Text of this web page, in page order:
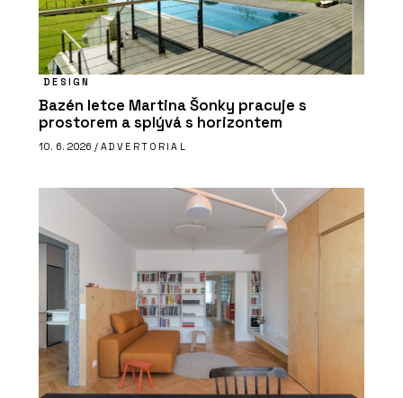
DESIGN
Bazén letce Martina Šonky pracuje s
prostorem a splývá s horizontem
10. 6. 2026 / ADVERTORIAL